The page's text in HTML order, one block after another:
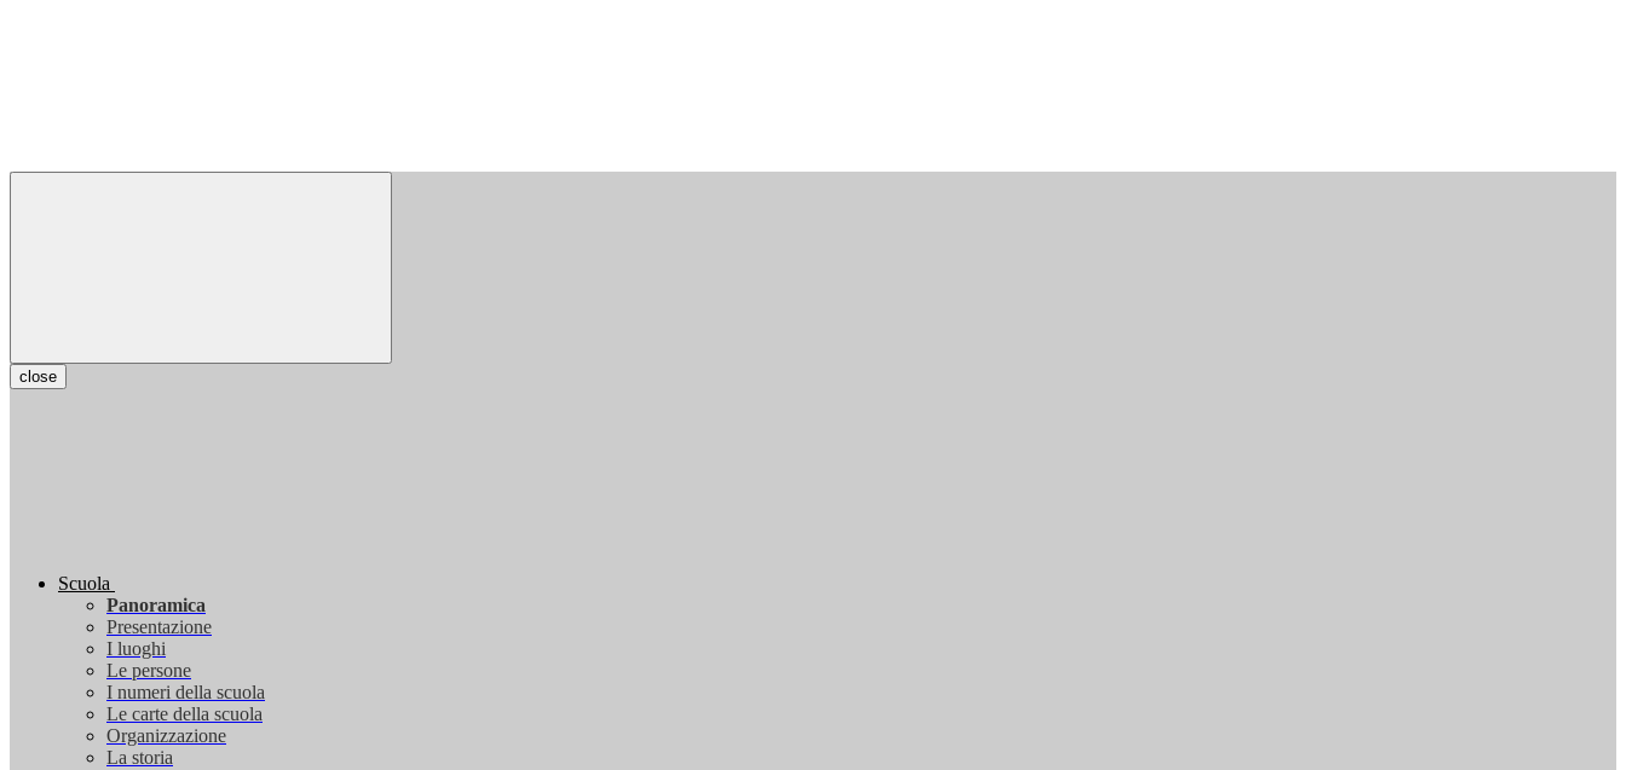
close
Scuola
Panoramica
Presentazione
I luoghi
Le persone
I numeri della scuola
Le carte della scuola
Organizzazione
La storia